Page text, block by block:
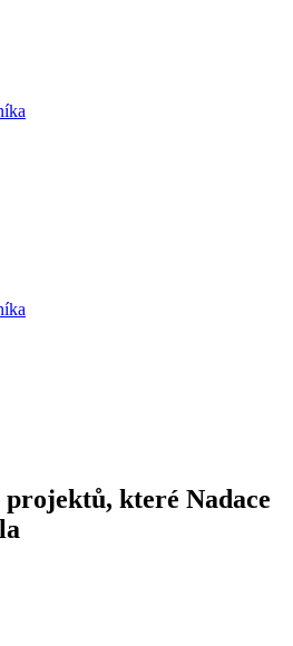
projektů, které Nadace